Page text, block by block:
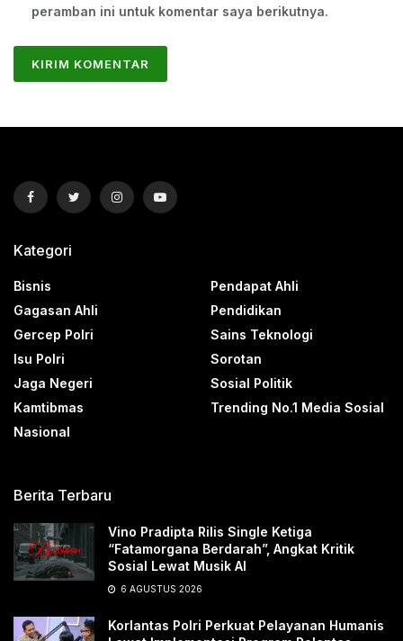
peramban ini untuk komentar saya berikutnya.
Kategori
Bisnis
Gagasan Ahli
Gercep Polri
Isu Polri
Jaga Negeri
Kamtibmas
Nasional
Pendapat Ahli
Pendidikan
Sains Teknologi
Sorotan
Sosial Politik
Trending No.1 Media Sosial
Berita Terbaru
Vino Pradipta Rilis Single Ketiga
“Fatamorgana Berdarah”, Angkat Kritik
Sosial Lewat Musik AI
6 AGUSTUS 2026
Korlantas Polri Perkuat Pelayanan Humanis